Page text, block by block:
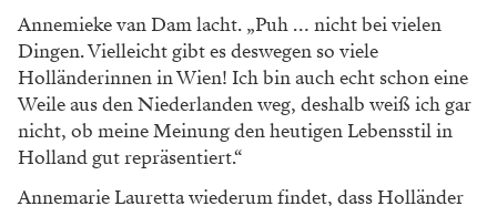
Annemieke van Dam lacht. „Puh … nichtbei vielen
Dingen. Vielleicht gibt es deswegen so viele
Holländerinnen in Wien! Ich bin auchecht schon eine
Weile aus den Niederlandenweg, deshalb weiß ich gar
nicht, ob meine Meinung den heutigen Lebensstil in
Holland gutrepräsentiert.“
Annemarie Lauretta wiederum findet, dassHolländer